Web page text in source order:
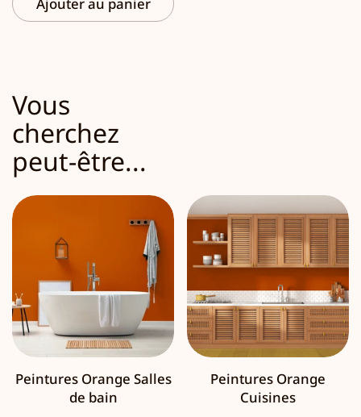
Vous
cherchez
peut-être...
Peintures Orange Salles
de bain
Peintures Orange
Cuisines